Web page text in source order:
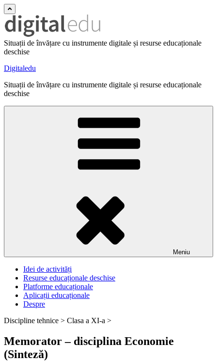
Situații de învățare cu instrumente digitale și resurse educaționale
deschise
Digitaledu
Situații de învățare cu instrumente digitale și resurse educaționale
deschise
Meniu
Idei de activități
Resurse educaționale deschise
Platforme educaționale
Aplicații educaționale
Despre
Discipline tehnice > Clasa a XI-a >
Memorator – disciplina Economie
(Sinteză)